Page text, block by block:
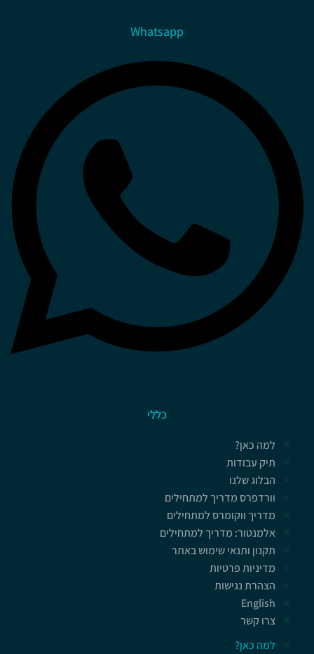
Whatsapp
כללי
למה כאן?
תיק עבודות
הבלוג שלנו
וורדפרס מדריך למתחילים
מדריך ווקומרס למתחילים
אלמנטור: מדריך למתחילים
תקנון ותנאי שימוש באתר
מדיניות פרטיות
הצהרת נגישות
English
צרו קשר
למה כאן?